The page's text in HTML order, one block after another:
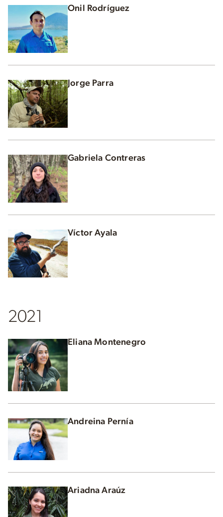
Onil Rodríguez
Jorge Parra
Gabriela Contreras
Víctor Ayala
2021
Eliana Montenegro
Andreina Pernía
Ariadna Araúz